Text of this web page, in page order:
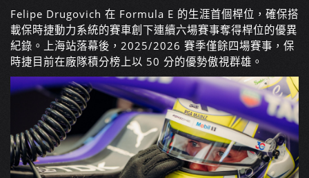
Felipe Drugovich 在 Formula E 的生涯首個桿位，確保搭
載保時捷動力系統的賽車創下連續六場賽事奪得桿位的優異
紀錄。上海站落幕後，2025/2026 賽季僅餘四場賽事，保
時捷目前在廠隊積分榜上以 50 分的優勢傲視群雄。